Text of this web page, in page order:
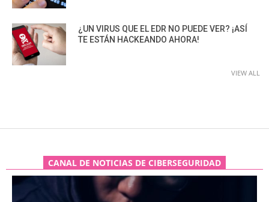
¿UN VIRUS QUE EL EDR NO PUEDE VER? ¡ASÍ
TE ESTÁN HACKEANDO AHORA!
VIEW ALL
CANAL DE NOTICIAS DE CIBERSEGURIDAD